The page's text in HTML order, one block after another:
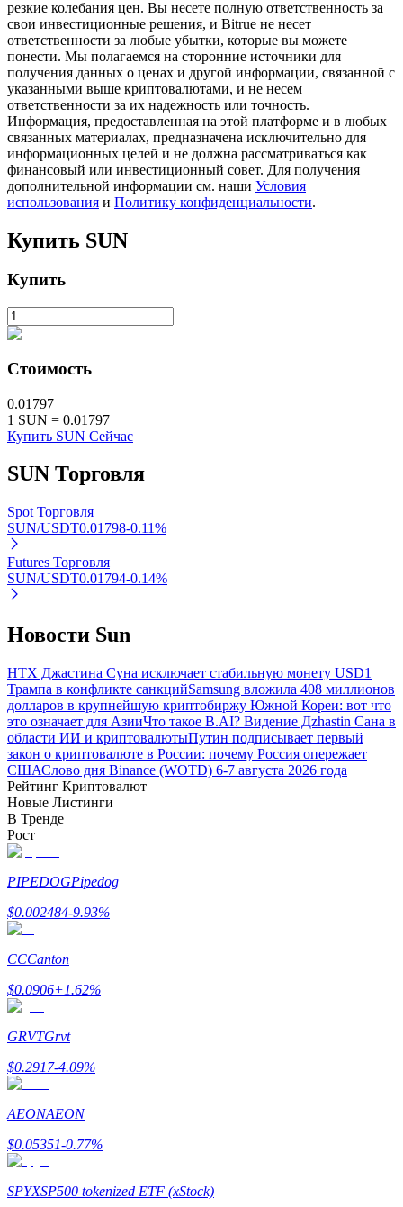
Авто Инвест
Получите долгосрочную прибыль и гибкие проценты
Узнайте о пассивном доходе
Партнеры Bitrue
До 65% комиссии!
Пригласите друга, чтобы получить денежные
BTC Welcome Rewards
резкие колебания цен. Вы несете полную ответственность за
свои инвестиционные решения, и Bitrue не несет
ответственности за любые убытки, которые вы можете
понести. Мы полагаемся на сторонние источники для
получения данных о ценах и другой информации, связанной с
указанными выше криптовалютами, и не несем
ответственности за их надежность или точность.
Информация, предоставленная на этой платформе и в любых
связанных материалах, предназначена исключительно для
информационных целей и не должна рассматриваться как
финансовый или инвестиционный совет. Для получения
дополнительной информации см. наши Условия
использования и Политику конфиденциальности.
Купить SUN
Купить
Стоимость
0.01797
1 SUN = 0.01797
Купить SUN Сейчас
SUN Торговля
Spot Торговля
SUN/USDT0.01798-0.11%
Futures Торговля
SUN/USDT0.01794-0.14%
Новости Sun
HTX Джастина Суна исключает стабильную монету USD1
Трампа в конфликте санкцийSamsung вложила 408 миллионов
долларов в крупнейшую криптобиржу Южной Кореи: вот что
это означает для АзииЧто такое B.AI? Видение Дzhastin Сана в
области ИИ и криптовалютыПутин подписывает первый
закон о криптовалюте в России: почему Россия опережает
СШАСлово дня Binance (WOTD) 6-7 августа 2026 года
Рейтинг Криптовалют
Новые Листинги
В Тренде
Рост
PIPEDOGPipedog
$0.002484-9.93%
CCCanton
$0.0906+1.62%
GRVTGrvt
$0.2917-4.09%
AEONAEON
$0.05351-0.77%
SPYXSP500 tokenized ETF (xStock)